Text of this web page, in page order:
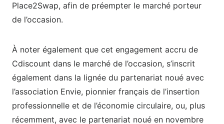
Place2Swap, afin de préempter le marché porteur
de l’occasion.
À noter également que cet engagement accru de
Cdiscount dans le marché de l’occasion, s’inscrit
également dans la lignée du partenariat noué avec
l’association Envie, pionnier français de l’insertion
professionnelle et de l’économie circulaire, ou, plus
récemment, avec le partenariat noué en novembre